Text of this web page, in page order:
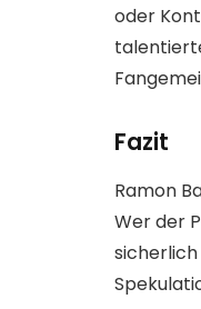
oder
Fazit
Ramon
Wer der